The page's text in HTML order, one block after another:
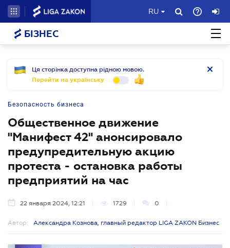
RU
БІЗНЕС
Ця сторінка доступна рідною мовою.
Перейти на українську
Безопасность бизнеса
Общественное движение
"Манифест 42" анонсировало
предупредительную акцию
протеста - остановка работы
предприятий на час
22 января 2024, 12:21 1729 0
Автор: Александра Кознова, главный редактор LIGA ZAKON Бизнес